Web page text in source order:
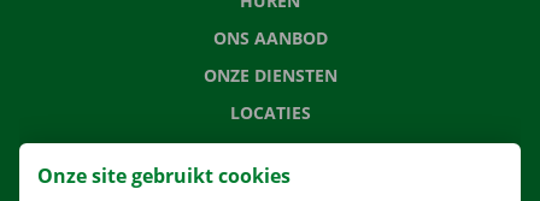
ONS AANBOD
ONZE DIENSTEN
LOCATIES
APP
VERHUISOPLOSSINGEN
Onze site gebruikt cookies